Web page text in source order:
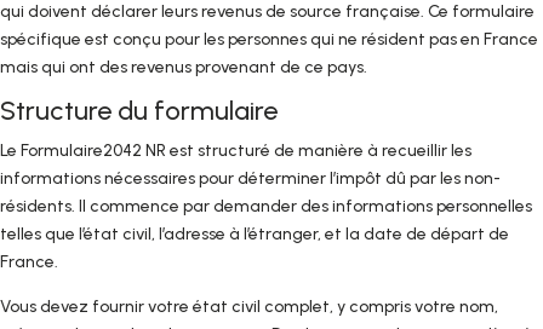
qui doivent déclarer leurs revenus de source française. Ce formulaire
spécifique est conçu pour les personnes qui ne résident pas en France
mais qui ont des revenus provenant de ce pays.
Structure du formulaire
Le Formulaire2042 NR est structuré de manière à recueillir les
informations nécessaires pour déterminer l’impôt dû par les non-
résidents. Il commence par demander des informations personnelles
telles que l’état civil, l’adresse à l’étranger, et la date de départ de
France.
Vous devez fournir votre état civil complet, y compris votre nom,